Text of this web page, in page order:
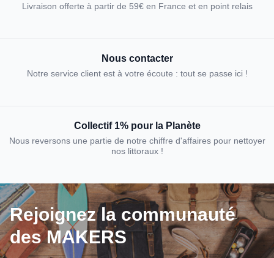
Livraison offerte à partir de 59€ en France et en point relais
Nous contacter
Notre service client est à votre écoute : tout se passe ici !
Collectif 1% pour la Planète
Nous reversons une partie de notre chiffre d'affaires pour nettoyer
nos littoraux !
Rejoignez la communauté
des MAKERS